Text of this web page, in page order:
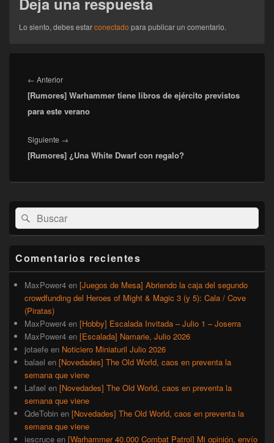
Lo siento, debes estarconectado para publicar un comentario.
de
entradas
← AnteriorEntrada
anterior:
[Rumores] Warhammer tiene libros de ejército previstos
para este verano
Siguiente →
siguiente:
[Rumores] ¿Una White Dwarf con regalo?
El
área
de
lateral
primaria
Buscar
por:
Buscar
Comentarios recientes
MaxPower4 en [Juegos de Mesa] Abriendo la caja del segundo
crowdfunding del Heroes of Might & Magic 3 (y 5): Cala / Cove
(Piratas)
MaxPower4 en [Hobby] Escalada Invitada – Julio 1 – Joserra
MaxPower4 en [Escalada] Namarie, Julio 2026
jotaefe en Noticiero Miniaturil Julio 2026
balael en [Novedades] The Old World, caos en preventa la
semana que viene
Lafael en [Novedades] The Old World, caos en preventa la
semana que viene
QdeTobin en [Novedades] The Old World, caos en preventa la
semana que viene
iescruce en [Warhammer 40.000 Combat Patrol] Mi opinión, envío